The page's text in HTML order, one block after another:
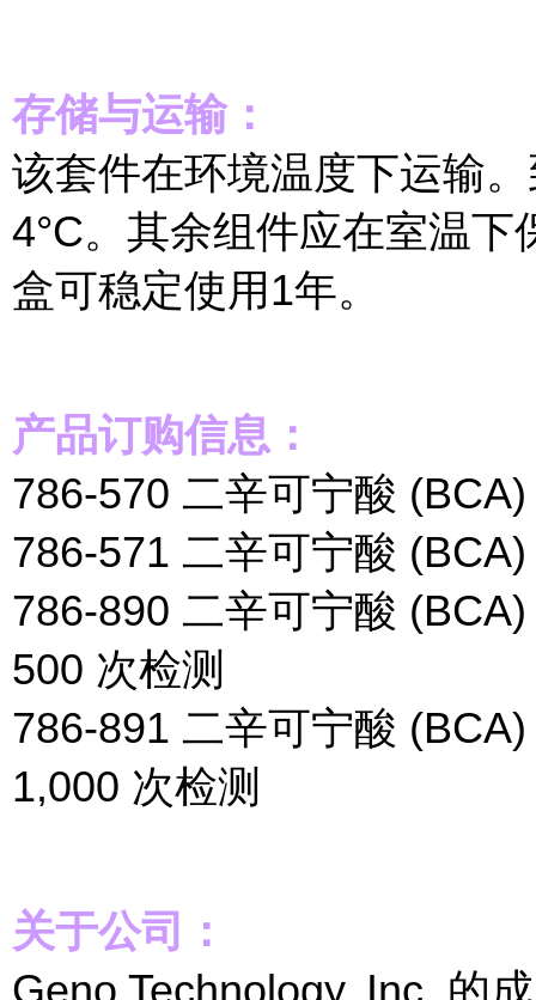
存储与运输：
该套件在环境温度下运输
4°C。其余组件应在室温
盒可稳定使用1年。
产品订购信息：
786-570 二辛可宁酸
786-571 二辛可宁酸
786-890 二辛可宁酸
500 次检测
786-891 二辛可宁酸
1,000 次检测
关于公司：
Geno Technology, Inc. 的